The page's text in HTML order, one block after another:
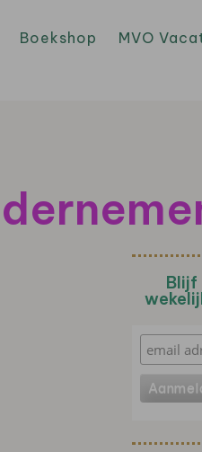
Boekshop MVO
Blijf